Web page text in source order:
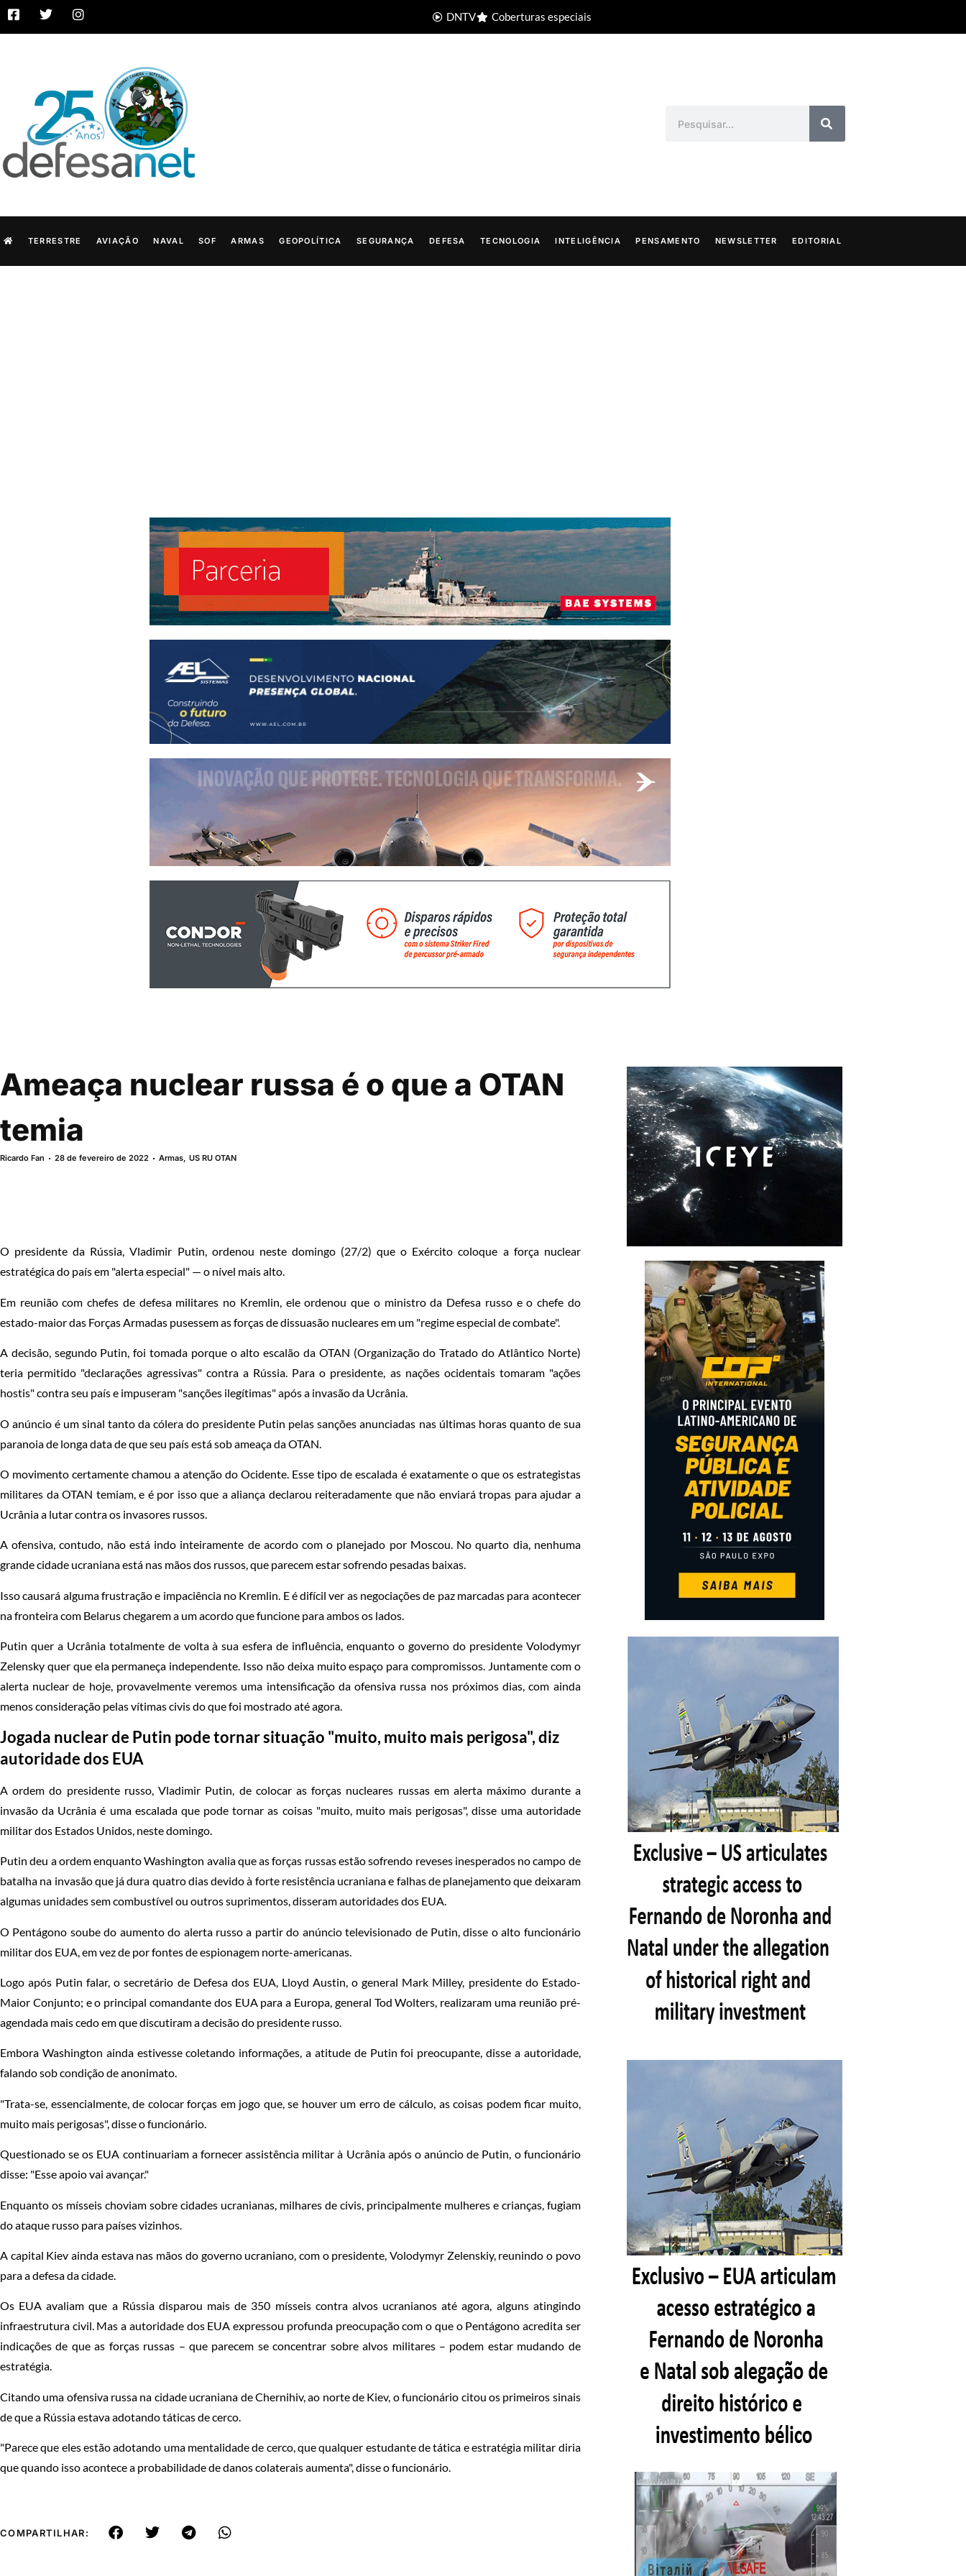
DNTV Coberturas especiais
TERRESTRE AVIAÇÃO NAVAL SOF ARMAS GEOPOLÍTICA SEGURANÇA DEFESA TECNOLOGIA INTELIGÊNCIA PENSAMENTO NEWSLETTER EDITORIAL
Ameaça nuclear russa é o que a OTAN
temia
Ricardo Fan 28 de fevereiro de 2022 Armas,US RU OTAN
O presidente da Rússia, Vladimir Putin, ordenou neste domingo (27/2) que o Exército coloque a força nuclear
estratégica do país em "alerta especial" — o nível mais alto.
Em reunião com chefes de defesa militares no Kremlin, ele ordenou que o ministro da Defesa russo e o chefe do
estado-maior das Forças Armadas pusessem as forças de dissuasão nucleares em um "regime especial de combate".
A decisão, segundo Putin, foi tomada porque o alto escalão da OTAN (Organização do Tratado do Atlântico Norte)
teria permitido "declarações agressivas" contra a Rússia. Para o presidente, as nações ocidentais tomaram "ações
hostis" contra seu país e impuseram "sanções ilegítimas" após a invasão da Ucrânia.
O anúncio é um sinal tanto da cólera do presidente Putin pelas sanções anunciadas nas últimas horas quanto de sua
paranoia de longa data de que seu país está sob ameaça da OTAN.
O movimento certamente chamou a atenção do Ocidente. Esse tipo de escalada é exatamente o que os estrategistas
militares da OTAN temiam, e é por isso que a aliança declarou reiteradamente que não enviará tropas para ajudar a
Ucrânia a lutar contra os invasores russos.
A ofensiva, contudo, não está indo inteiramente de acordo com o planejado por Moscou. No quarto dia, nenhuma
grande cidade ucraniana está nas mãos dos russos, que parecem estar sofrendo pesadas baixas.
Isso causará alguma frustração e impaciência no Kremlin. E é difícil ver as negociações de paz marcadas para acontecer
na fronteira com Belarus chegarem a um acordo que funcione para ambos os lados.
Putin quer a Ucrânia totalmente de volta à sua esfera de influência, enquanto o governo do presidente Volodymyr
Zelensky quer que ela permaneça independente. Isso não deixa muito espaço para compromissos. Juntamente com o
alerta nuclear de hoje, provavelmente veremos uma intensificação da ofensiva russa nos próximos dias, com ainda
menos consideração pelas vítimas civis do que foi mostrado até agora.
Jogada nuclear de Putin pode tornar situação "muito, muito mais perigosa", diz
autoridade dos EUA
A ordem do presidente russo, Vladimir Putin, de colocar as forças nucleares russas em alerta máximo durante a
invasão da Ucrânia é uma escalada que pode tornar as coisas "muito, muito mais perigosas", disse uma autoridade
militar dos Estados Unidos, neste domingo.
Putin deu a ordem enquanto Washington avalia que as forças russas estão sofrendo reveses inesperados no campo de
batalha na invasão que já dura quatro dias devido à forte resistência ucraniana e falhas de planejamento que deixaram
algumas unidades sem combustível ou outros suprimentos, disseram autoridades dos EUA.
O Pentágono soube do aumento do alerta russo a partir do anúncio televisionado de Putin, disse o alto funcionário
militar dos EUA, em vez de por fontes de espionagem norte-americanas.
Logo após Putin falar, o secretário de Defesa dos EUA, Lloyd Austin, o general Mark Milley, presidente do Estado-
Maior Conjunto; e o principal comandante dos EUA para a Europa, general Tod Wolters, realizaram uma reunião pré-
agendada mais cedo em que discutiram a decisão do presidente russo.
Embora Washington ainda estivesse coletando informações, a atitude de Putin foi preocupante, disse a autoridade,
falando sob condição de anonimato.
"Trata-se, essencialmente, de colocar forças em jogo que, se houver um erro de cálculo, as coisas podem ficar muito,
muito mais perigosas", disse o funcionário.
Questionado se os EUA continuariam a fornecer assistência militar à Ucrânia após o anúncio de Putin, o funcionário
disse: "Esse apoio vai avançar."
Enquanto os mísseis choviam sobre cidades ucranianas, milhares de civis, principalmente mulheres e crianças, fugiam
do ataque russo para países vizinhos.
A capital Kiev ainda estava nas mãos do governo ucraniano, com o presidente, Volodymyr Zelenskiy, reunindo o povo
para a defesa da cidade.
Os EUA avaliam que a Rússia disparou mais de 350 mísseis contra alvos ucranianos até agora, alguns atingindo
infraestrutura civil. Mas a autoridade dos EUA expressou profunda preocupação com o que o Pentágono acredita ser
indicações de que as forças russas – que parecem se concentrar sobre alvos militares – podem estar mudando de
estratégia.
Citando uma ofensiva russa na cidade ucraniana de Chernihiv, ao norte de Kiev, o funcionário citou os primeiros sinais
de que a Rússia estava adotando táticas de cerco.
"Parece que eles estão adotando uma mentalidade de cerco, que qualquer estudante de tática e estratégia militar diria
que quando isso acontece a probabilidade de danos colaterais aumenta", disse o funcionário.
COMPARTILHAR: